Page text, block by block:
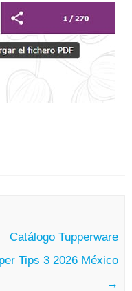
Catálogo Tupperware
Tips 3 2026 México
→